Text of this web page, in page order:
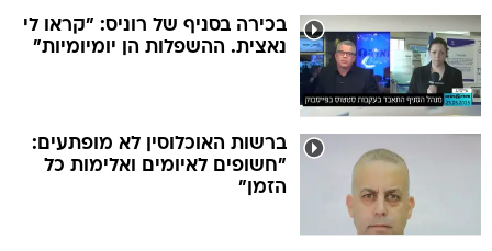
בכירה בסניף של רוניס: "קראו לי
נאצית. ההשפלות הן יומיומיות"
ברשות האוכלוסין לא מופתעים:
"חשופים לאיומים ואלימות כל
הזמן"